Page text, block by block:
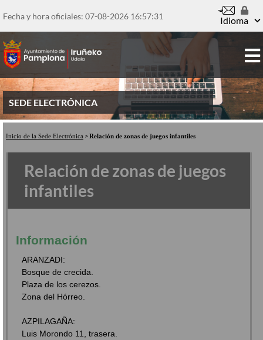
al
principal
Fecha y hora oficiales: 07-08-2026 16:57:31 Idioma
SEDE ELECTRÓNICA
Inicio de la Sede Electrónica Relación de zonas de juegos infantiles
Relación de zonas de juegos
infantiles
Información
ARANZADI:
Bosque de crecida.
Plaza de los cerezos.
Zona del Hórreo.
AZPILAGAÑA:
Luis Morondo 11, trasera.